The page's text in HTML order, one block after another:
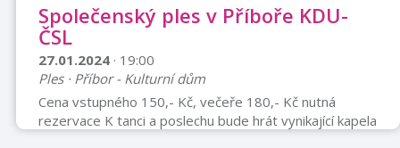
Společenský ples v Příboře KDU-
ČSL
27.01.2024 · 19:00
Ples · Příbor - Kulturní dům
Cena vstupného 150,- Kč, večeře 180,- Kč nutná
rezervace K tanci a poslechu bude hrát vynikající kapela